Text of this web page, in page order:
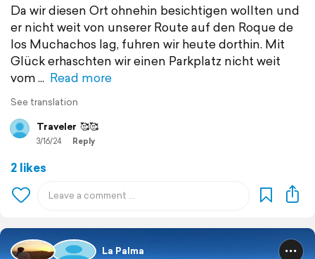
Da wir diesen Ort ohnehin besichtigen wollten und
er nicht weit von unserer Route auf den Roque de
los Muchachos lag, fuhren wir heute dorthin. Mit
Glück erhaschten wir einen Parkplatz nicht weit
vom
Read more
See translation
Traveler 🥰🥰
3/16/24 Reply
2 likes
La Palma